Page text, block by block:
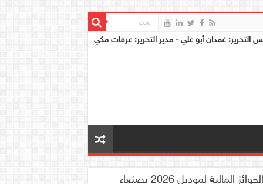
التحرير: غمدان أبو علي - مدير التحرير: عرفات مكي